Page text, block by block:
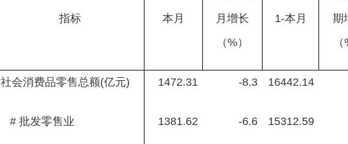
指标 本月
月增长
（%）
1-本月
期
社会消费品零售总额(亿元) 1472.31 -8.3 16442.14
# 批发零售业 1381.62 -6.6 15312.59